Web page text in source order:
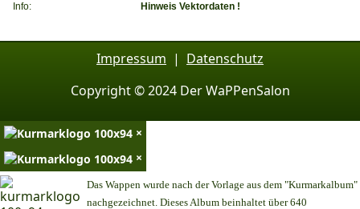
Info: Hinweis Vektordaten !
Impressum | Datenschutz
Copyright © 2024 Der WaPPenSalon
×
×
Das Wappen wurde nach der Vorlage aus dem "Kurmarkalbum"
nachgezeichnet. Dieses Album beinhaltet über 640